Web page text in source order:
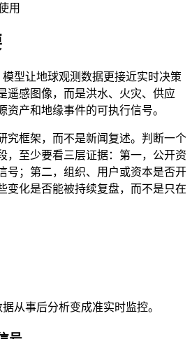
用
型让地球观测数据更接近实时决策
遥感图像，而是洪水、火灾、供应
资产和地缘事件的可执行信号。
究框架，而不是新闻复述。判断一个
，至少要看三层证据：第一，公开资
号；第二，组织、用户或资本是否开
变化是否能被持续复盘，而不是只在
据从事后分析变成准实时监控。